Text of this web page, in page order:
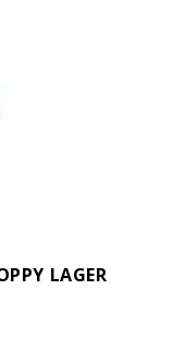
LAGER